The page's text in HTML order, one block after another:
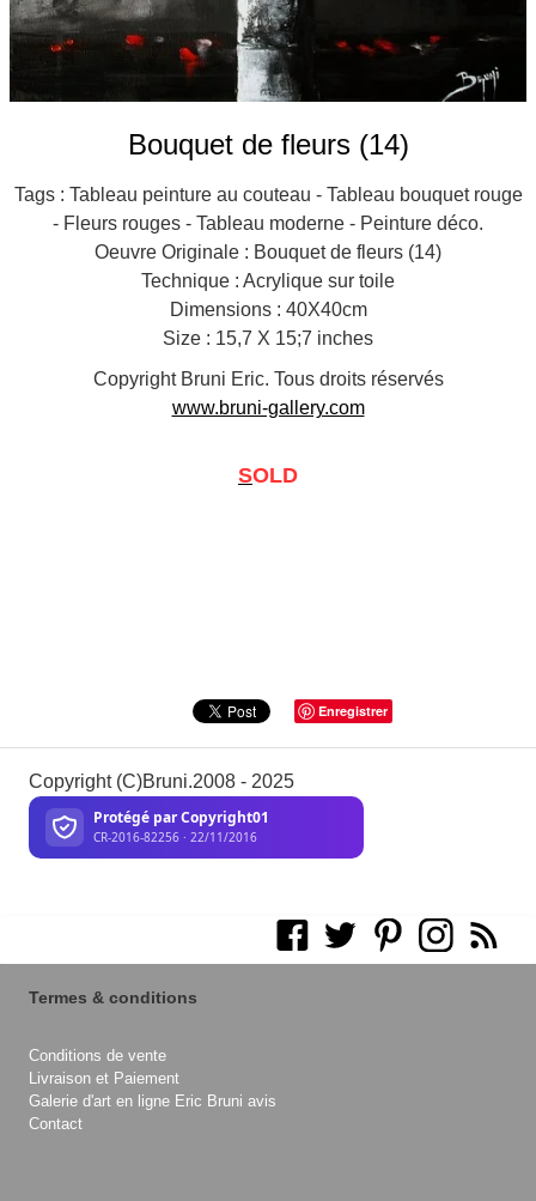
Bouquet de fleurs (14)
Tags : Tableau peinture au couteau - Tableau bouquet rouge
- Fleurs rouges - Tableau moderne - Peinture déco.
Oeuvre Originale : Bouquet de fleurs (14)
Technique : Acrylique sur toile
Dimensions : 40X40cm
Size : 15,7 X 15;7 inches
Copyright Bruni Eric. Tous droits réservés
www.bruni-gallery.com
SOLD
Enregistrer
Copyright (C)Bruni.2008 - 2025
Termes & conditions
Conditions de vente
Livraison et Paiement
Galerie d'art en ligne Eric Bruni avis
Contact